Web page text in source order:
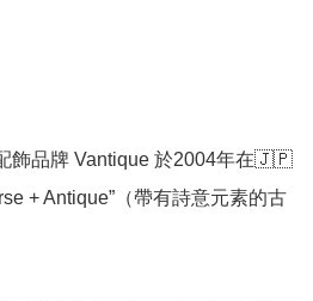
+ Antique”（帶有詩意元素的古